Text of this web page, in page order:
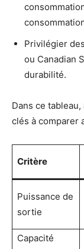
Privilégier
ou Canadian
durabilité.
Dans ce
clés à comparer
Critère
Puissance de
sortie
Capacité